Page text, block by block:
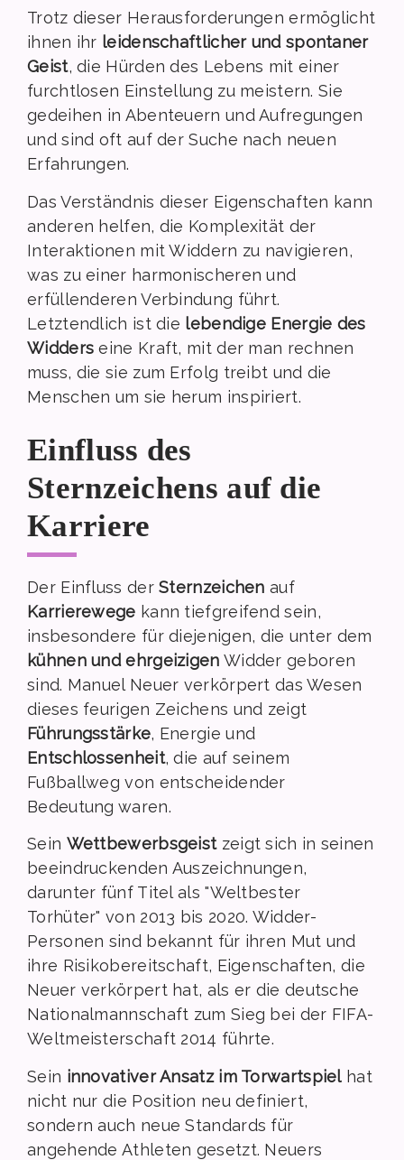
Trotz dieser Herausforderungen ermöglicht
ihnen ihr leidenschaftlicher und spontaner
Geist, die Hürden des Lebens mit einer
furchtlosen Einstellung zu meistern. Sie
gedeihen in Abenteuern und Aufregungen
und sind oft auf der Suche nach neuen
Erfahrungen.
Das Verständnis dieser Eigenschaften kann
anderen helfen, die Komplexität der
Interaktionen mit Widdern zu navigieren,
was zu einer harmonischeren und
erfüllenderen Verbindung führt.
Letztendlich ist die lebendige Energie des
Widders eine Kraft, mit der man rechnen
muss, die sie zum Erfolg treibt und die
Menschen um sie herum inspiriert.
Einfluss des
Sternzeichens auf die
Karriere
Der Einfluss derSternzeichen auf
Karrierewege kann tiefgreifend sein,
insbesondere für diejenigen, die unter dem
kühnen und ehrgeizigen Widder geboren
sind. Manuel Neuer verkörpert das Wesen
dieses feurigen Zeichens und zeigt
Führungsstärke, Energie und
Entschlossenheit, die auf seinem
Fußballweg von entscheidender
Bedeutung waren.
Sein Wettbewerbsgeistzeigt sich in seinen
beeindruckenden Auszeichnungen,
darunter fünf Titel als "Weltbester
Torhüter" von 2013 bis 2020. Widder-
Personen sind bekannt für ihren Mut und
ihre Risikobereitschaft, Eigenschaften, die
Neuer verkörpert hat, als er die deutsche
Nationalmannschaft zum Sieg bei der FIFA-
Weltmeisterschaft 2014 führte.
Sein innovativer Ansatz im Torwartspielhat
nicht nur die Position neu definiert,
sondern auch neue Standards für
angehende Athleten gesetzt. Neuers